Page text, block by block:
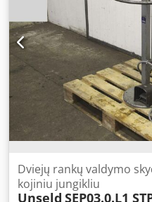
Dviejų rankų valdymo
kojiniu jungikliu
Unseld SEP03.0.L1